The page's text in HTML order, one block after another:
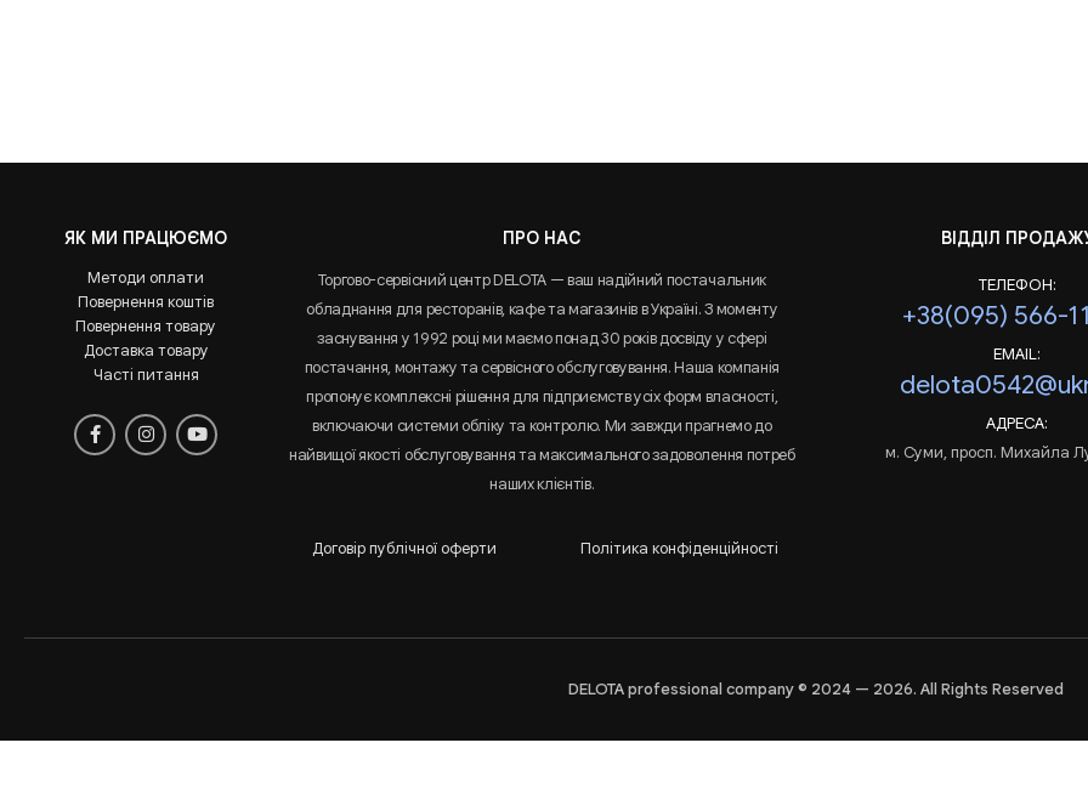
ЯК МИ ПРАЦЮЄМО
Методи оплати
Повернення коштів
Повернення товару
Доставка товару
Часті питання
ПРО НАС
Торгово-сервісний центр DELOTA — ваш надійний постачальник
обладнання для ресторанів, кафе та магазинів в Україні. З моменту
заснування у 1992 році ми маємо понад 30 років досвіду у сфері
постачання, монтажу та сервісного обслуговування. Наша компанія
пропонує комплексні рішення для підприємств усіх форм власності,
включаючи системи обліку та контролю. Ми завжди прагнемо до
найвищої якості обслуговування та максимального задоволення потреб
наших клієнтів.
Договір публічної оферти Політика конфіденційності
ВІДДІЛ
ТЕЛЕФОН:
+38(095) 566-
EMAIL:
АДРЕСА:
м. Суми, просп. Михайла
DELOTA professional company © 2024 — 2026. All Rights Reserved